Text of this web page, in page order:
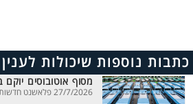
כתבות נוספות שיכולות
מסוף אוטובוסים יוקם
27/7/2026 פלאשנט חדשות